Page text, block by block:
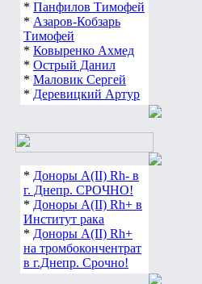
* Панфилов Тимофей
* Азаров-Кобзарь
Тимофей
* Ковыренко Ахмед
* Острый Данил
* Маловик Сергей
* Деревицкий Артур
* Доноры А(ІІ) Rh- в
г. Днепр. СРОЧНО!
* Доноры А(ІІ) Rh+ в
Институт рака
* Доноры А(ІІ) Rh+
на тромбокончентрат
в г.Днепр. Срочно!